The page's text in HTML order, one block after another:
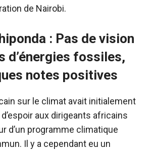
de Nairobi.
: Pas de vision
d’énergies fossiles,
notes positives
sur le climat avait initialement
aux dirigeants africains
d’un programme climatique
Il y a cependant eu un